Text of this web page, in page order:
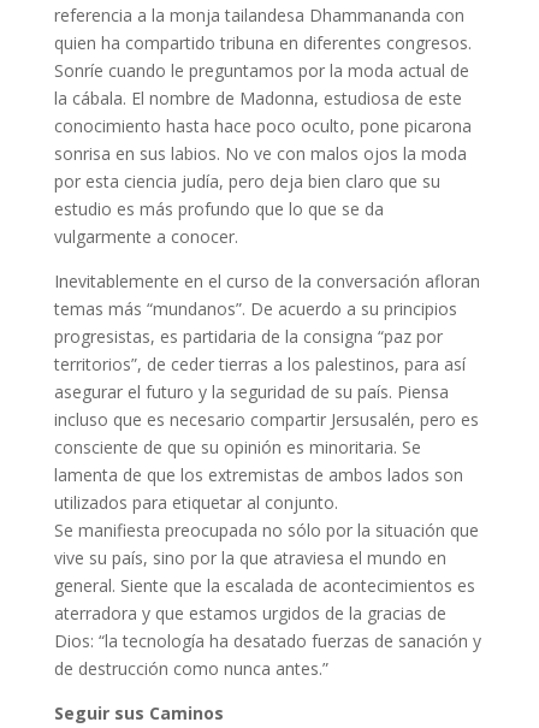
referencia a la monja tailandesa Dhammananda con
quien ha compartido tribuna en diferentes congresos.
Sonríe cuando le preguntamos por la moda actual de
la cábala. El nombre de Madonna, estudiosa de este
conocimiento hasta hace poco oculto, pone picarona
sonrisa en sus labios. No ve con malos ojos la moda
por esta ciencia judía, pero deja bien claro que su
estudio es más profundo que lo que se da
vulgarmente a conocer.
Inevitablemente en el curso de la conversación afloran
temas más “mundanos”. De acuerdo a su principios
progresistas, es partidaria de la consigna “paz por
territorios”, de ceder tierras a los palestinos, para así
asegurar el futuro y la seguridad de su país. Piensa
incluso que es necesario compartir Jersusalén, pero es
consciente de que su opinión es minoritaria. Se
lamenta de que los extremistas de ambos lados son
utilizados para etiquetar al conjunto.
Se manifiesta preocupada no sólo por la situación que
vive su país, sino por la que atraviesa el mundo en
general. Siente que la escalada de acontecimientos es
aterradora y que estamos urgidos de la gracias de
Dios: “la tecnología ha desatado fuerzas de sanación y
de destrucción como nunca antes.”
Seguir sus Caminos